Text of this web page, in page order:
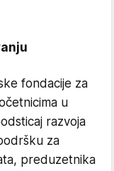
fondacije za
u
razvoja
za
preduzetnika